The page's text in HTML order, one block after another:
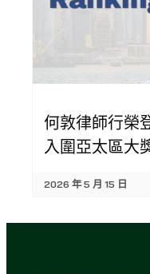
何敦律師行榮
入圍亞太區大
2026 年 5 月 15 日